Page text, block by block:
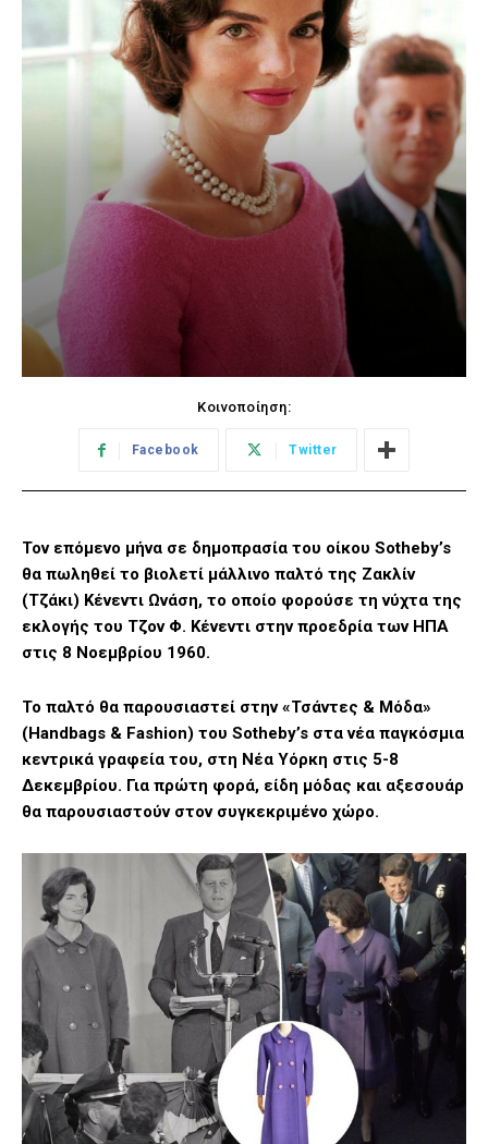
Κοινοποίηση:
Facebook Twitter
Τον επόμενο μήνα σε δημοπρασία του οίκου Sotheby’s
θα πωληθεί το βιολετί μάλλινο παλτό της Ζακλίν
(Τζάκι) Κένεντι Ωνάση, το οποίο φορούσε τη νύχτα της
εκλογής του Τζον Φ. Κένεντι στην προεδρία των ΗΠΑ
στις 8 Νοεμβρίου 1960.
Το παλτό θα παρουσιαστεί στην «Τσάντες & Μόδα»
(Handbags & Fashion) του Sotheby’s στα νέα παγκόσμια
κεντρικά γραφεία του, στη Νέα Υόρκη στις 5-8
Δεκεμβρίου. Για πρώτη φορά, είδη μόδας και αξεσουάρ
θα παρουσιαστούν στον συγκεκριμένο χώρο.